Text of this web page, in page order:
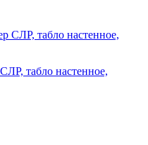
табло настенное,